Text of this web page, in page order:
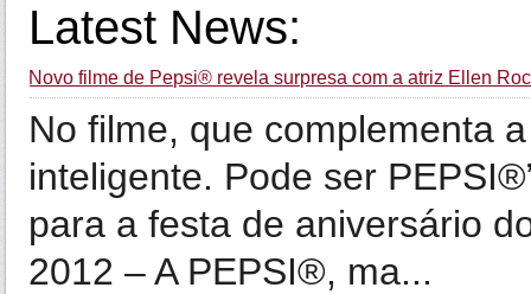
Latest News:
Novo filme de Pepsi® revela surpresa com a atriz Ellen
No filme, que complementa
inteligente. Pode ser
para a festa de aniversário
2012 – A PEPSI®, ma...